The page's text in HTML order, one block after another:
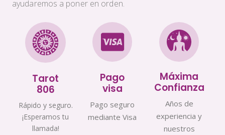
ayudaremos a poner en orden.
Tarot
806
Rápido y seguro.
¡Esperamos tu
llamada!
Pago
visa
Pago seguro
mediante Visa
Máxima
Confianza
Años de
experiencia y
nuestros